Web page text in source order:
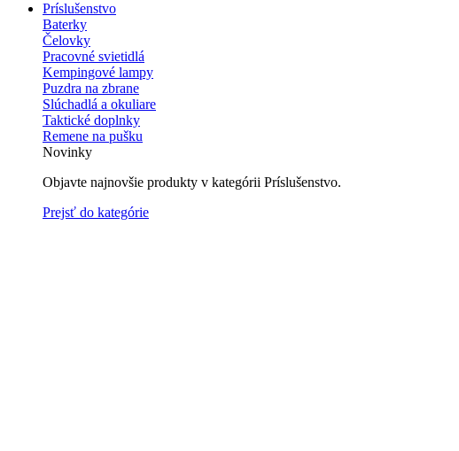
Príslušenstvo
Baterky
Čelovky
Pracovné svietidlá
Kempingové lampy
Puzdra na zbrane
Slúchadlá a okuliare
Taktické doplnky
Remene na pušku
Novinky
Objavte najnovšie produkty v kategórii Príslušenstvo.
Prejsť do kategórie